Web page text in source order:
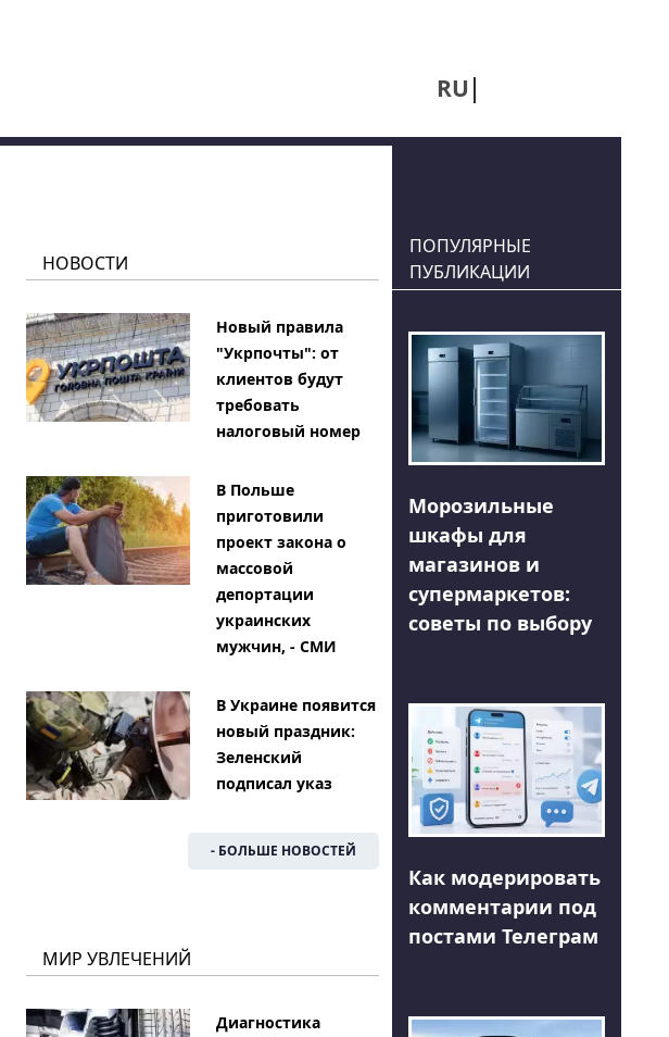
RU
НОВОСТИ
Новый правила
"Укрпочты": от
клиентов будут
требовать
налоговый номер
В Польше
приготовили
проект закона о
массовой
депортации
украинских
мужчин, - СМИ
В Украине появится
новый праздник:
Зеленский
подписал указ
- БОЛЬШЕ НОВОСТЕЙ
МИР УВЛЕЧЕНИЙ
Диагностика
ПОПУЛЯРНЫЕ
ПУБЛИКАЦИИ
Морозильные
шкафы для
магазинов и
супермаркетов:
советы по выбору
Как модерировать
комментарии под
постами Телеграм